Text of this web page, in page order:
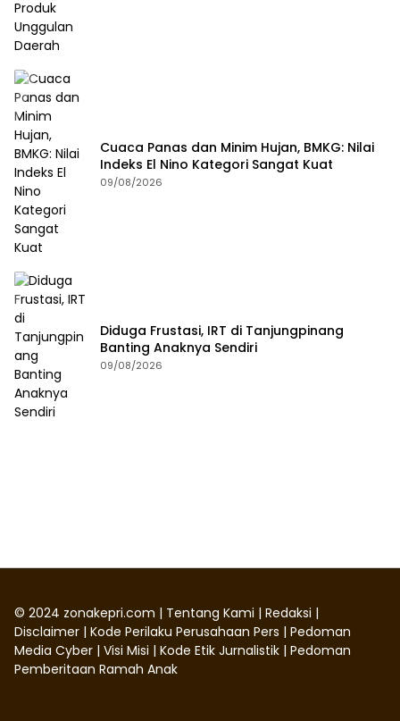
Cuaca Panas dan Minim Hujan, BMKG: Nilai
Indeks El Nino Kategori Sangat Kuat
09/08/2026
Diduga Frustasi, IRT di Tanjungpinang
Banting Anaknya Sendiri
09/08/2026
© 2024 zonakepri.com | Tentang Kami | Redaksi |
Disclaimer | Kode Perilaku Perusahaan Pers | Pedoman
Media Cyber | Visi Misi | Kode Etik Jurnalistik | Pedoman
Pemberitaan Ramah Anak